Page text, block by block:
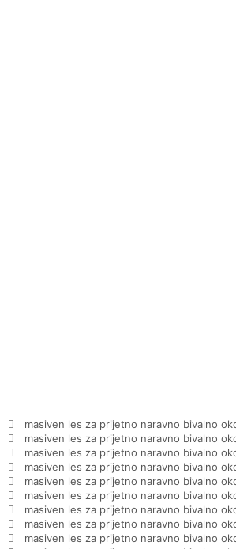
masiven les za prijetno naravno bivalno
masiven les za prijetno naravno bivalno
masiven les za prijetno naravno bivalno
masiven les za prijetno naravno bivalno
masiven les za prijetno naravno bivalno
masiven les za prijetno naravno bivalno
masiven les za prijetno naravno bivalno
masiven les za prijetno naravno bivalno
masiven les za prijetno naravno bivalno